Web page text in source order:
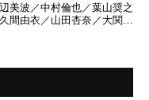
美波／中村倫也／葉山奨之
間由衣／山田杏奈／大関れ
塚地武雅／ふせえり／池田